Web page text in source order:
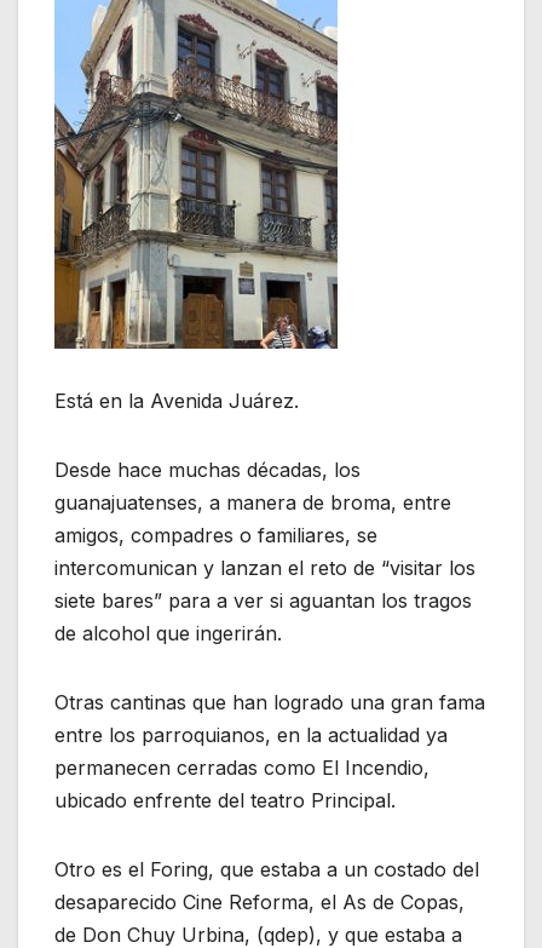
Está en la Avenida Juárez.
Desde hace muchas décadas, los
guanajuatenses, a manera de broma, entre
amigos, compadres o familiares, se
intercomunican y lanzan el reto de “visitar los
siete bares” para a ver si aguantan los tragos
de alcohol que ingerirán.
Otras cantinas que han logrado una gran fama
entre los parroquianos, en la actualidad ya
permanecen cerradas como El Incendio,
ubicado enfrente del teatro Principal.
Otro es el Foring, que estaba a un costado del
desaparecido Cine Reforma, el As de Copas,
de Don Chuy Urbina, (qdep), y que estaba a